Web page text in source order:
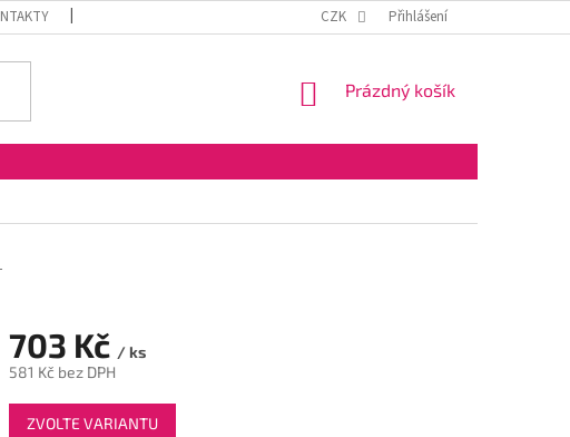
OBCHODNÍ PODMÍNKY VELKOOBCHOD
CZK Přihlášení
NÁKUPNÍ
Prázdný košík
703 Kč / ks
581 Kč bez DPH
Měrná
cena:
ZVOLTE VARIANTU